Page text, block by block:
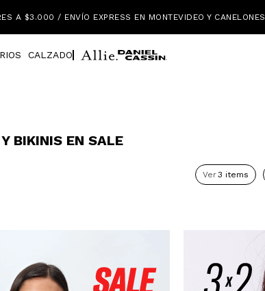
A $3.000 / ENVÍO EXPRESS EN MONTEVIDEO Y CANELONES
CALZADO
BIKINIS EN SALE
Ver